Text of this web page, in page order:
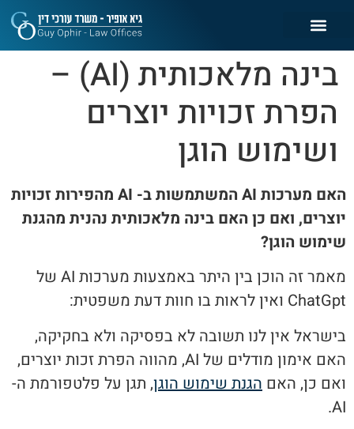
בינה מלאכותית (AI) –
הפרת זכויות יוצרים
ושימוש הוגן
האם מערכות AI המשתמשות ב- AI מהפירות זכויות
יוצרים, ואם כן האם בינה מלאכותית נהנית מהגנת
שימוש הוגן?
מאמר זה הוכן בין היתר באמצעות מערכות AI של
ChatGpt ואין לראות בו חוות דעת משפטית:
בישראל אין לנו תשובה לא בפסיקה ולא בחקיקה,
האם אימון מודלים של AI, מהווה הפרת זכות יוצרים,
ואם כן, האם הגנת שימוש הוגן, תגן על פלטפורמת ה-
AI.